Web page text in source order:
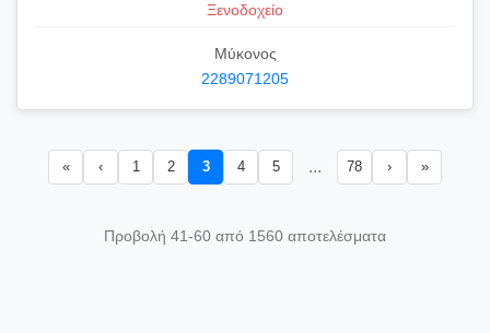
Ξενοδοχείο
Μύκονος
2289071205
« ‹ 1 2 3 4 5 ... 78 › »
Προβολή 41-60 από 1560 αποτελέσματα